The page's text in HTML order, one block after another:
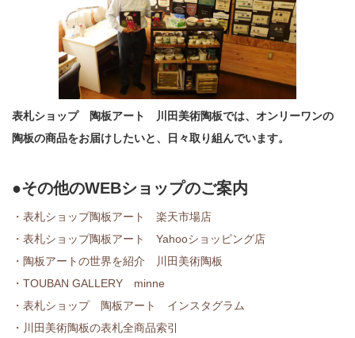
表札ショップ 陶板アート 川田美術陶板では、オンリーワンの
陶板の商品をお届けしたいと、日々取り組んでいます。
●その他のWEBショップのご案内
・表札ショップ陶板アート 楽天市場店
・表札ショップ陶板アート Yahooショッピング店
・陶板アートの世界を紹介 川田美術陶板
・TOUBAN GALLERY minne
・表札ショップ 陶板アート インスタグラム
・川田美術陶板の表札全商品索引